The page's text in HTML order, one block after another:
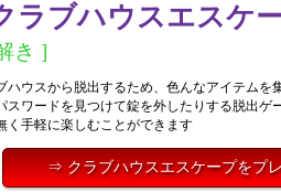
ラブハウスエスケ
き ]
ハウスから脱出するため、色んなアイテムを
スワードを見つけて錠を外したりする脱出ゲ
く手軽に楽しむことができます
⇒ クラブハウスエスケープをプ